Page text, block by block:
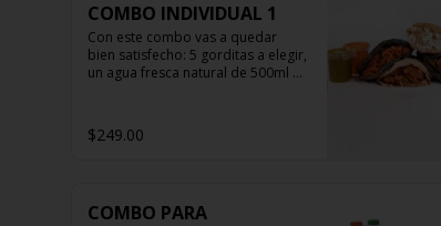
COMBO INDIVIDUAL 1
Con este combo vas a quedar
bien satisfecho: 5 gorditas a elegir,
un agua fresca natural de 500ml y
$249.00
COMBO PARA